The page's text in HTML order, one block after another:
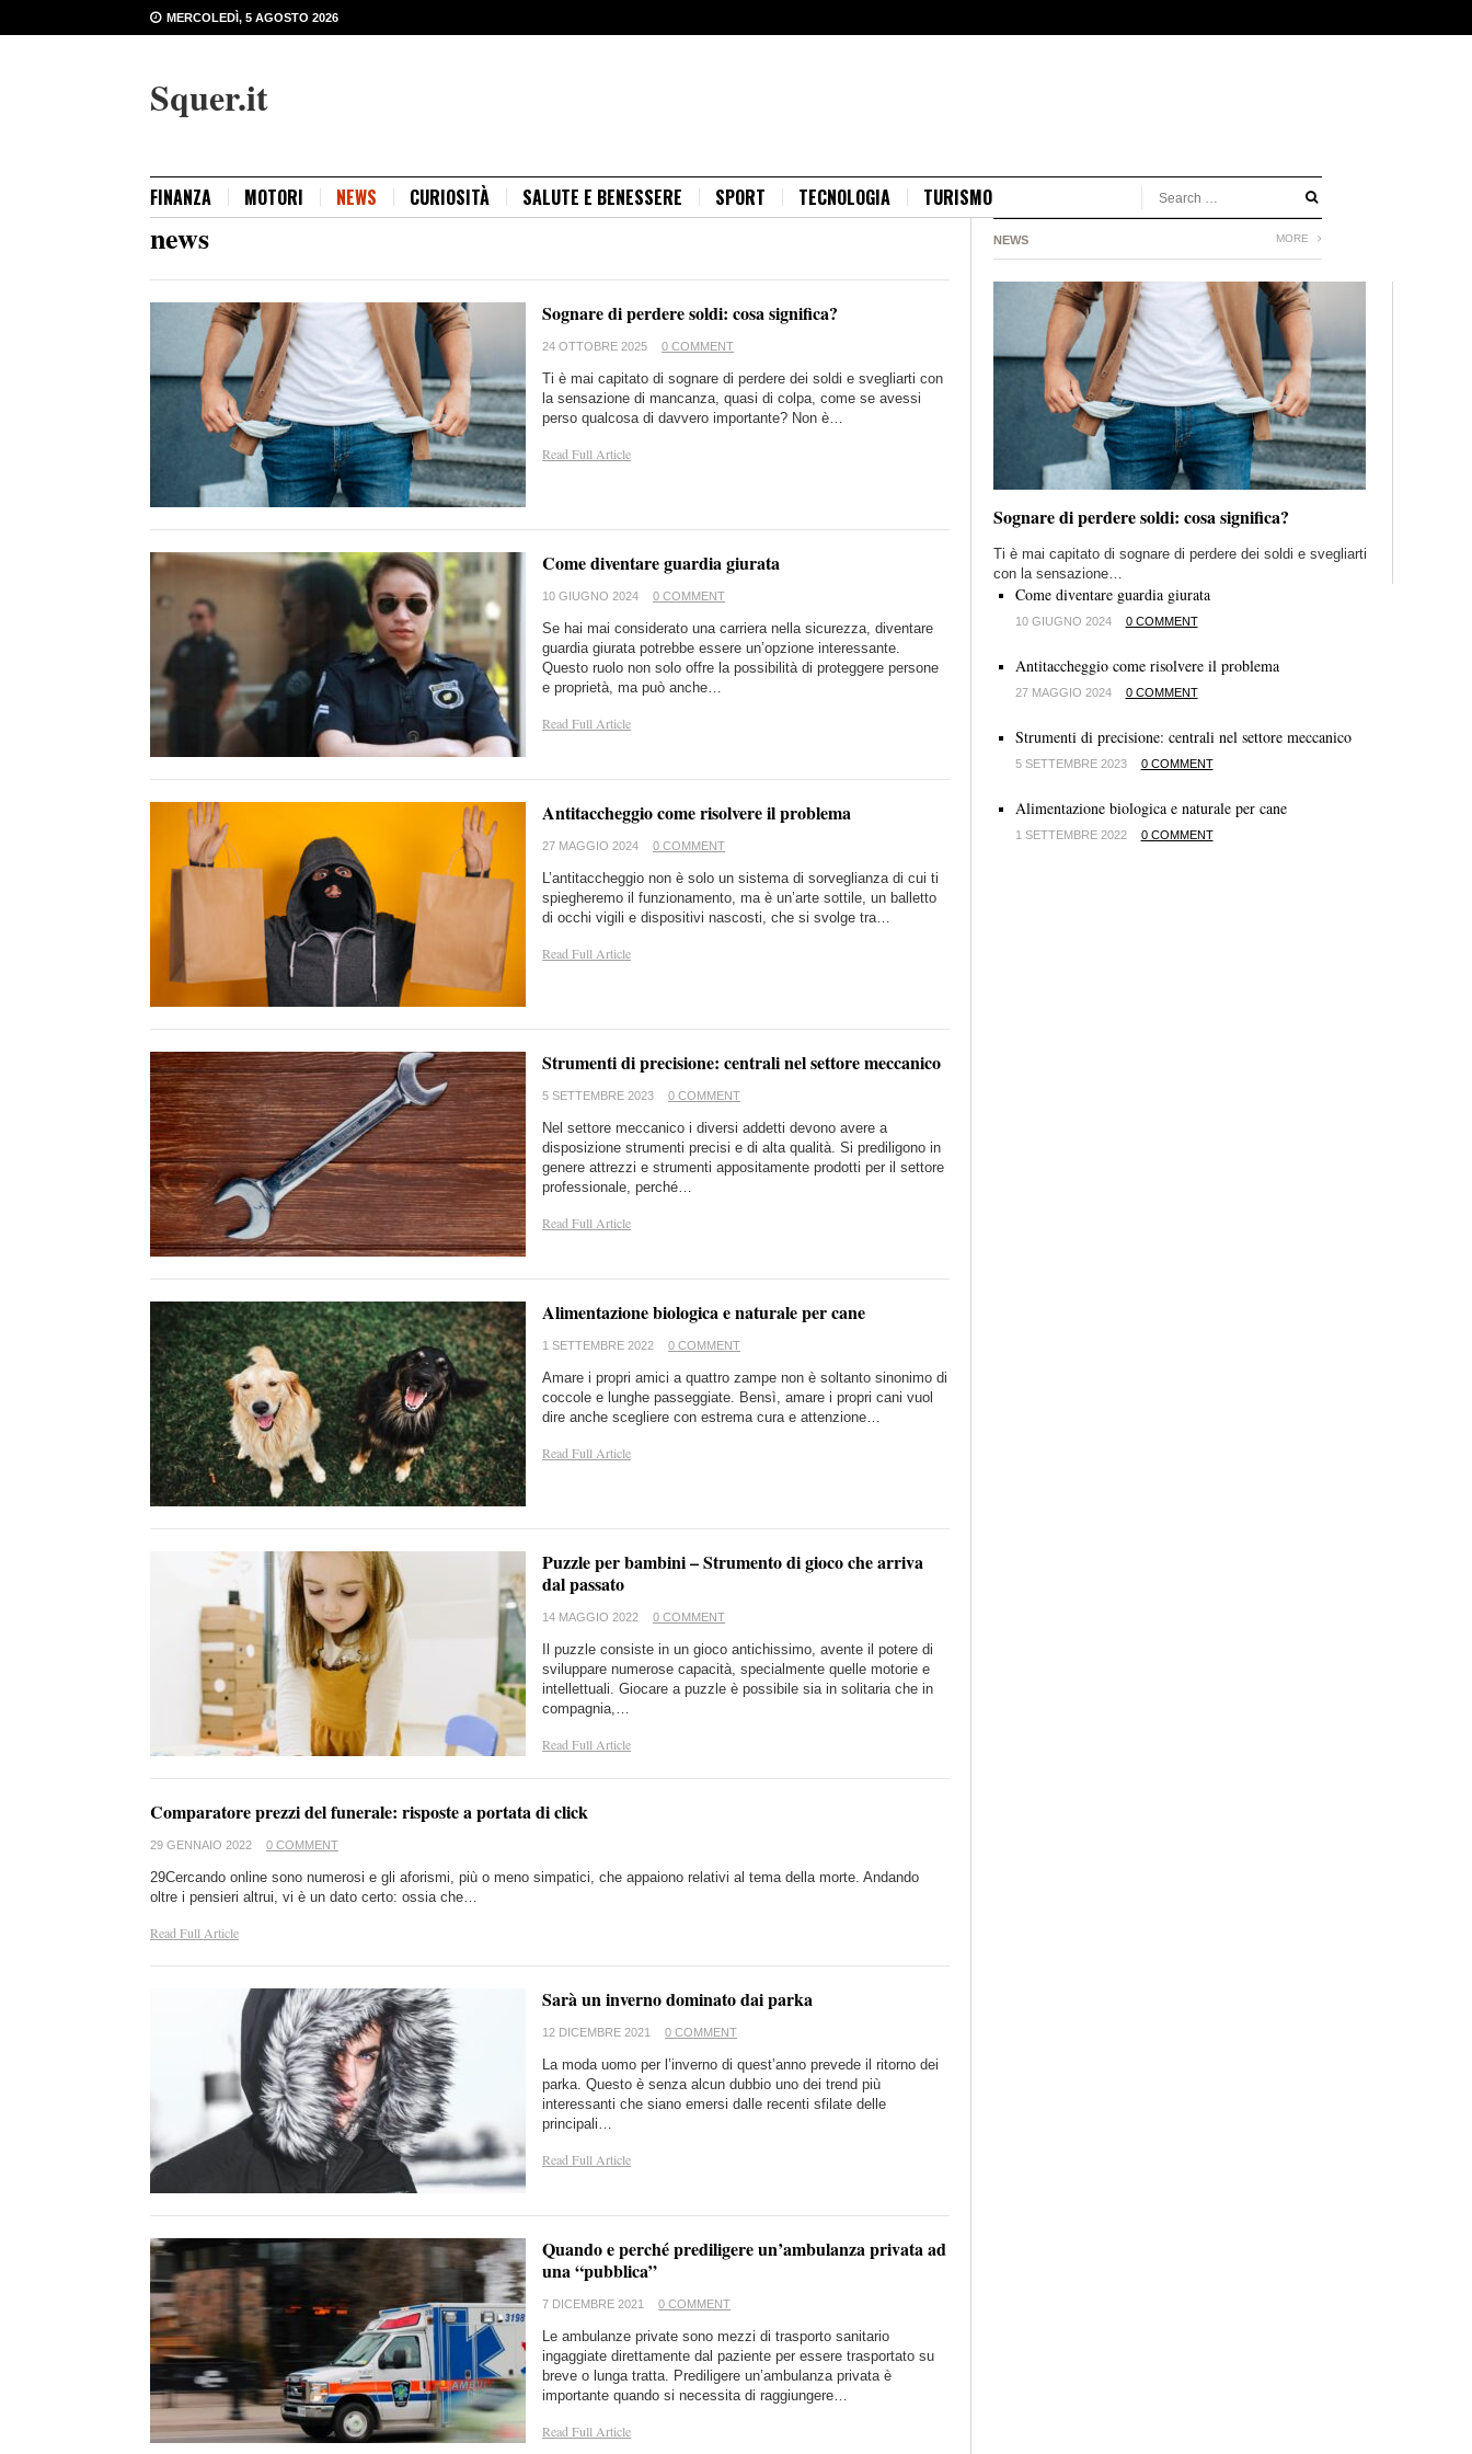
MERCOLEDÌ, 5 AGOSTO 2026
Squer.it
FINANZA MOTORI NEWS CURIOSITÀ SALUTE E BENESSERE SPORT TECNOLOGIA TURISMO
news
Sognare di perdere soldi: cosa significa?
24 OTTOBRE 2025 0 COMMENT
Ti è mai capitato di sognare di perdere dei soldi e svegliarti con
la sensazione di mancanza, quasi di colpa, come se avessi
perso qualcosa di davvero importante? Non è…
Read Full Article
Come diventare guardia giurata
10 GIUGNO 2024 0 COMMENT
Se hai mai considerato una carriera nella sicurezza, diventare
guardia giurata potrebbe essere un’opzione interessante.
Questo ruolo non solo offre la possibilità di proteggere persone
e proprietà, ma può anche…
Read Full Article
Antitaccheggio come risolvere il problema
27 MAGGIO 2024 0 COMMENT
L’antitaccheggio non è solo un sistema di sorveglianza di cui ti
spiegheremo il funzionamento, ma è un’arte sottile, un balletto
di occhi vigili e dispositivi nascosti, che si svolge tra…
Read Full Article
Strumenti di precisione: centrali nel settore meccanico
5 SETTEMBRE 2023 0 COMMENT
Nel settore meccanico i diversi addetti devono avere a
disposizione strumenti precisi e di alta qualità. Si prediligono in
genere attrezzi e strumenti appositamente prodotti per il settore
professionale, perché…
Read Full Article
Alimentazione biologica e naturale per cane
1 SETTEMBRE 2022 0 COMMENT
Amare i propri amici a quattro zampe non è soltanto sinonimo di
coccole e lunghe passeggiate. Bensì, amare i propri cani vuol
dire anche scegliere con estrema cura e attenzione…
Read Full Article
Puzzle per bambini – Strumento di gioco che arriva
dal passato
14 MAGGIO 2022 0 COMMENT
Il puzzle consiste in un gioco antichissimo, avente il potere di
sviluppare numerose capacità, specialmente quelle motorie e
intellettuali. Giocare a puzzle è possibile sia in solitaria che in
compagnia,…
Read Full Article
Comparatore prezzi del funerale: risposte a portata di click
29 GENNAIO 2022 0 COMMENT
29Cercando online sono numerosi e gli aforismi, più o meno simpatici, che appaiono relativi al tema della morte. Andando
oltre i pensieri altrui, vi è un dato certo: ossia che…
Read Full Article
Sarà un inverno dominato dai parka
12 DICEMBRE 2021 0 COMMENT
La moda uomo per l’inverno di quest’anno prevede il ritorno dei
parka. Questo è senza alcun dubbio uno dei trend più
interessanti che siano emersi dalle recenti sfilate delle
principali…
Read Full Article
Quando e perché prediligere un’ambulanza privata ad
una “pubblica”
7 DICEMBRE 2021 0 COMMENT
Le ambulanze private sono mezzi di trasporto sanitario
ingaggiate direttamente dal paziente per essere trasportato su
breve o lunga tratta. Prediligere un’ambulanza privata è
importante quando si necessita di raggiungere…
Read Full Article
NEWS MORE
Sognare di perdere soldi: cosa significa?
Ti è mai capitato di sognare di perdere dei soldi e svegliarti
con la sensazione…
Come diventare guardia giurata
10 GIUGNO 2024 0 COMMENT
Antitaccheggio come risolvere il problema
27 MAGGIO 2024 0 COMMENT
Strumenti di precisione: centrali nel settore meccanico
5 SETTEMBRE 2023 0 COMMENT
Alimentazione biologica e naturale per cane
1 SETTEMBRE 2022 0 COMMENT